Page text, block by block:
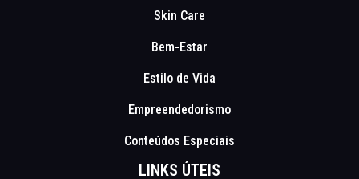
Skin Care
Bem-Estar
Estilo de Vida
Empreendedorismo
Conteúdos Especiais
LINKS ÚTEIS